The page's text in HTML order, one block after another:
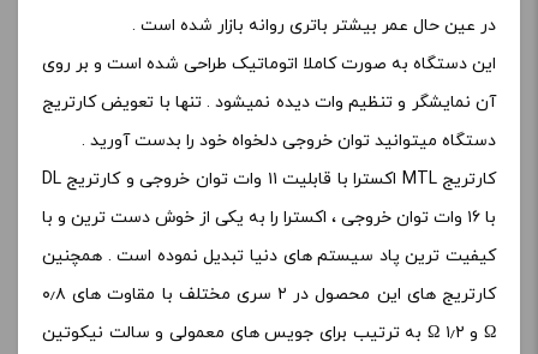
در عین حال عمر بیشتر باتری روانه بازار شده است .
این دستگاه به صورت کاملا اتوماتیک طراحی شده است و بر روی
آن نمایشگر و تنظیم وات دیده نمیشود . تنها با تعویض کارتریج
دستگاه میتوانید توان خروجی دلخواه خود را بدست آورید .
کارتریج MTL اکسترا با قابلیت ۱۱ وات توان خروجی و کارتریج DL
با ۱۶ وات توان خروجی ، اکسترا را به یکی از خوش دست ترین و با
کیفیت ترین پاد سیستم های دنیا تبدیل نموده است . همچنین
کارتریج های این محصول در ۲ سری مختلف با مقاوت های ۰٫۸
Ω و ۱٫۲ Ω به ترتیب برای جویس های معمولی و سالت نیکوتین